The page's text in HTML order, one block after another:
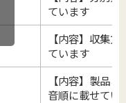
ています
【内容】収集
ています
【内容】製品
音順に載せてい